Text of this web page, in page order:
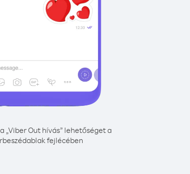
„Viber Out hívás” lehetőséget a
fejlécében